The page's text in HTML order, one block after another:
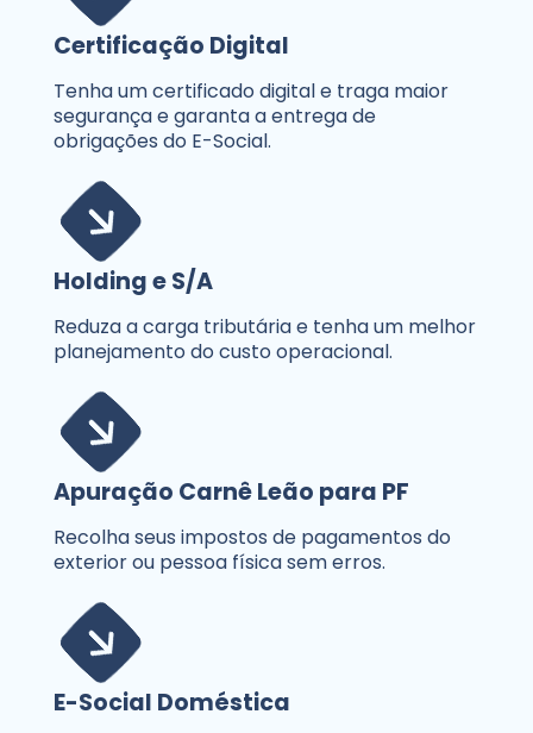
Certificação Digital
Tenha um certificado digital e traga maior
segurança e garanta a entrega de
obrigações do E-Social.
Holding e S/A
Reduza a carga tributária e tenha um melhor
planejamento do custo operacional.
Apuração Carnê Leão para PF
Recolha seus impostos de pagamentos do
exterior ou pessoa física sem erros.
E-Social Doméstica